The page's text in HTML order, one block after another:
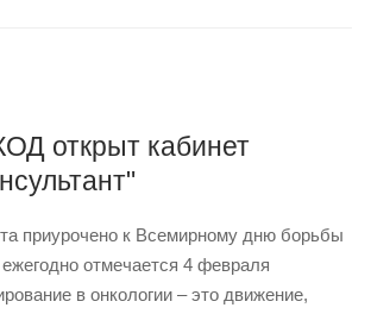
открыт кабинет
приурочено к Всемирному дню борьбы
отмечается 4 февраля
в онкологии – это движение,